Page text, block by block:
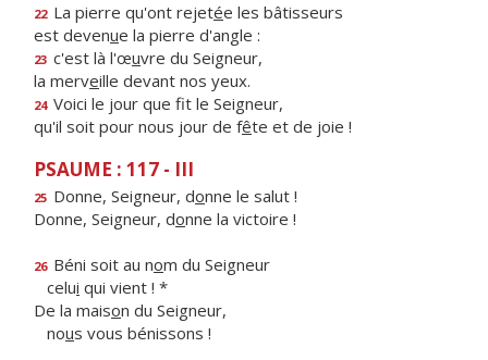
22 La pierre qu'ont rejetée les bâtisseurs
est devenue la pierre d'angle :
23 c'est là l'œuvre du Seigneur,
la merveille devant nos yeux.
24 Voici le jour que ft le Seigneur,
qu'il soit pour nous jour de fête et de joie !
PSAUME : 117 - III
25 Donne, Seigneur, donne le salut !
Donne, Seigneur, donne la victoire !
26 Béni soit au nom du Seigneur
celui qui vient ! *
De la maison du Seigneur,
nous vous bénissons !